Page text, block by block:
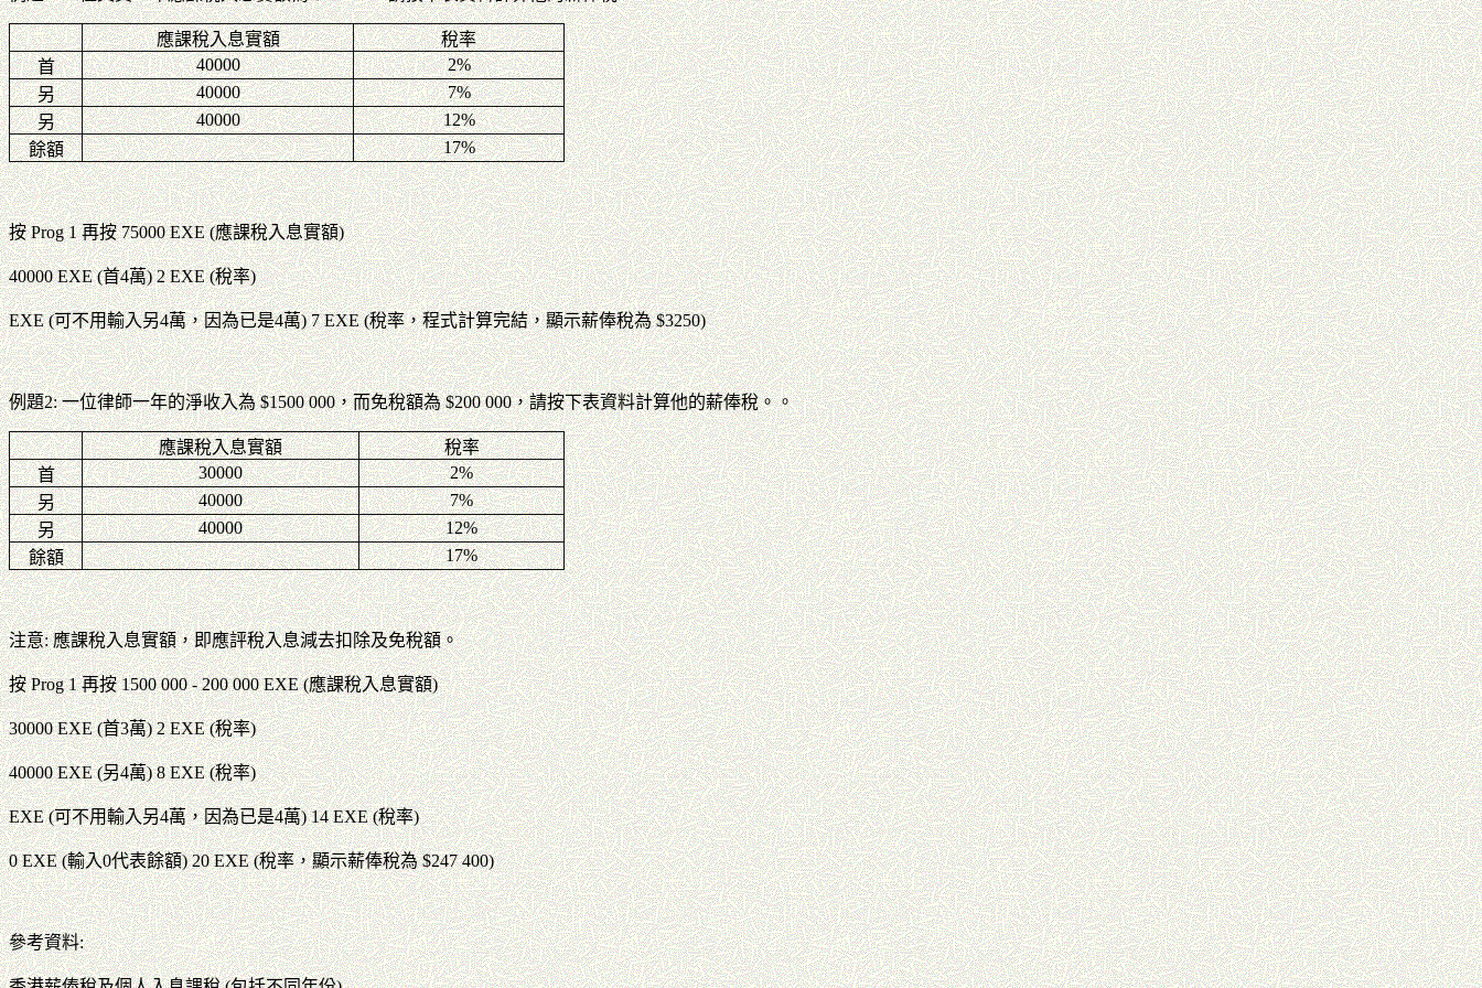
應課稅入息實額
稅率
首
40000
2%
另
40000
7%
另
40000
12%
餘額
17%
按 Prog 1 再按 75000 EXE (應課稅入息實額)
40000 EXE (首4萬) 2 EXE (稅率)
EXE (可不用輸入另4萬，因為已是4萬) 7 EXE (稅率，程式計算完結，顯示薪俸稅為 $3250)
例題2: 一位律師一年的淨收入為 $1500 000，而免稅額為 $200 000，請按下表資料計算他的薪俸稅。。
應課稅入息實額
稅率
首
30000
2%
另
40000
7%
另
40000
12%
餘額
17%
注意: 應課稅入息實額，即應評稅入息減去扣除及免稅額。
按 Prog 1 再按 1500 000 - 200 000 EXE (應課稅入息實額)
30000 EXE (首3萬) 2 EXE (稅率)
40000 EXE (另4萬) 8 EXE (稅率)
EXE (可不用輸入另4萬，因為已是4萬) 14 EXE (稅率)
0 EXE (輸入0代表餘額) 20 EXE (稅率，顯示薪俸稅為 $247 400)
參考資料: